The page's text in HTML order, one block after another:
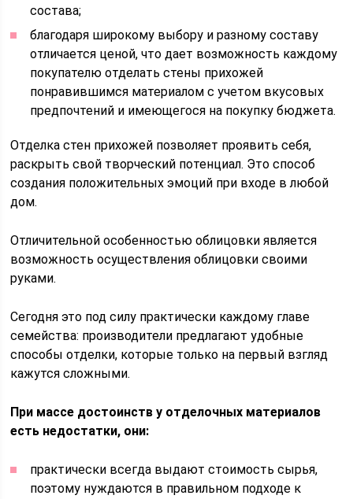
состава;
благодаря широкому выбору и разному составу
отличается ценой, что дает возможность каждому
покупателю отделать стены прихожей
понравившимся материалом с учетом вкусовых
предпочтений и имеющегося на покупку бюджета.
Отделка стен прихожей позволяет проявить себя,
раскрыть свой творческий потенциал. Это способ
создания положительных эмоций при входе в любой
дом.
Отличительной особенностью облицовки является
возможность осуществления облицовки своими
руками.
Сегодня это под силу практически каждому главе
семейства: производители предлагают удобные
способы отделки, которые только на первый взгляд
кажутся сложными.
При массе достоинств у отделочных материалов
есть недостатки, они:
практически всегда выдают стоимость сырья,
поэтому нуждаются в правильном подходе к